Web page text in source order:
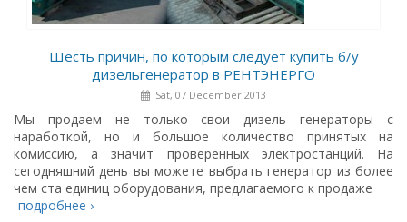
Шесть причин, по которым следует купить б/у
дизельгенератор в РЕНТЭНЕРГО
Sat, 07 December 2013
Мы продаем не только свои дизель генераторы с
наработкой, но и большое количество принятых на
комиссию, а значит проверенных электростанций. На
сегодняшний день вы можете выбрать генератор из более
чем ста единиц оборудования, предлагаемого к продаже
подробнее ›